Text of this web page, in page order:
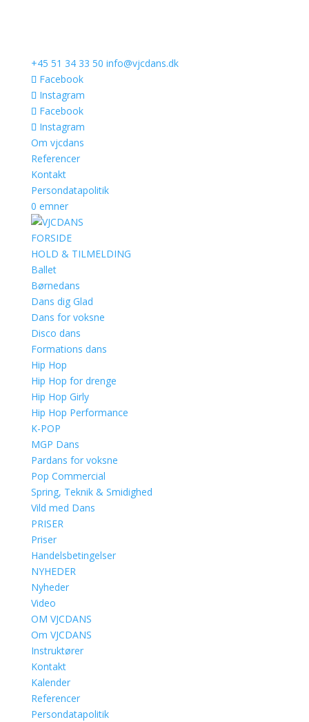
+45 51 34 33 50 info@vjcdans.dk
Facebook
Instagram
Facebook
Instagram
Om vjcdans
Referencer
Kontakt
Persondatapolitik
0 emner
FORSIDE
HOLD & TILMELDING
Ballet
Børnedans
Dans dig Glad
Dans for voksne
Disco dans
Formations dans
Hip Hop
Hip Hop for drenge
Hip Hop Girly
Hip Hop Performance
K-POP
MGP Dans
Pardans for voksne
Pop Commercial
Spring, Teknik & Smidighed
Vild med Dans
PRISER
Priser
Handelsbetingelser
NYHEDER
Nyheder
Video
OM VJCDANS
Om VJCDANS
Instruktører
Kontakt
Kalender
Referencer
Persondatapolitik